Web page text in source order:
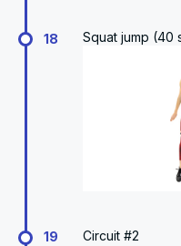
18 Squat jump (40
19 Circuit #2